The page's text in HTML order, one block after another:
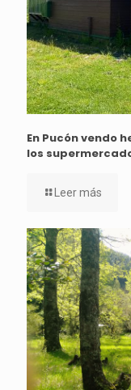
En Pucón vendo
los
Leer más